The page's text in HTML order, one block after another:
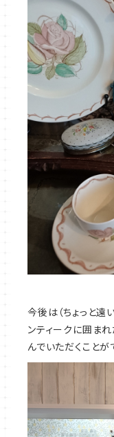
今後は（ちょっと遠
ンティークに囲ま
んでいただくことが